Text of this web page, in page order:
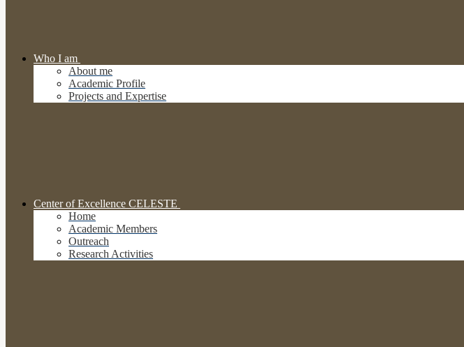
Who I am
About me
Academic Profile
Projects and Expertise
Center of Excellence CELESTE
Home
Academic Members
Outreach
Research Activities